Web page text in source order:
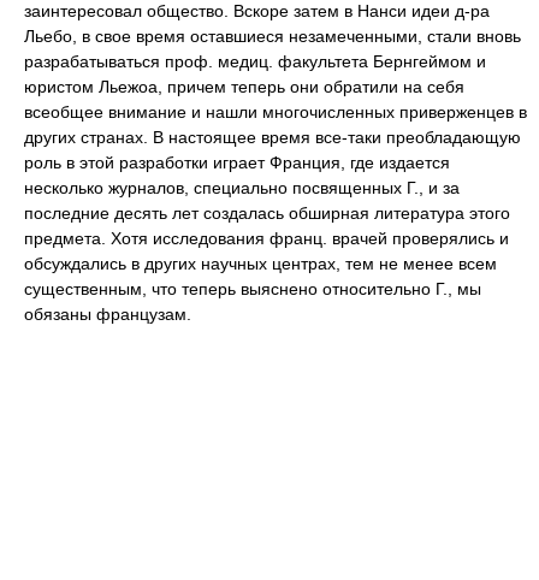
заинтересовал общество. Вскоре затем в Нанси идеи д-ра
Льебо, в свое время оставшиеся незамеченными, стали вновь
разрабатываться проф. медиц. факультета Бернгеймом и
юристом Льежоа, причем теперь они обратили на себя
всеобщее внимание и нашли многочисленных приверженцев в
других странах. В настоящее время все-таки преобладающую
роль в этой разработки играет Франция, где издается
несколько журналов, специально посвященных Г., и за
последние десять лет создалась обширная литература этого
предмета. Хотя исследования франц. врачей проверялись и
обсуждались в других научных центрах, тем не менее всем
существенным, что теперь выяснено относительно Г., мы
обязаны французам.